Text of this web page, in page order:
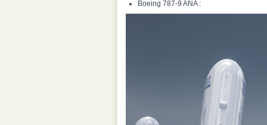
Boeing 787-9 ANA :